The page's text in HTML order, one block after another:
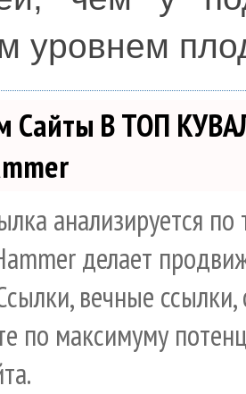
уровнем
Сайты В ТОП
анализируется
делает
вечные
по максимуму